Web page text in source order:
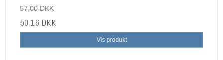
57,00 DKK
50,16 DKK
Vis produkt